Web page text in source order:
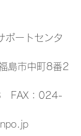
ポートセンタ
島市中町8番2
FAX：024-